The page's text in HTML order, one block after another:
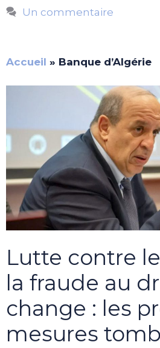
Un commentaire
Accueil » Banque d’Algérie
Lutte contre
la fraude au
change : les
mesures